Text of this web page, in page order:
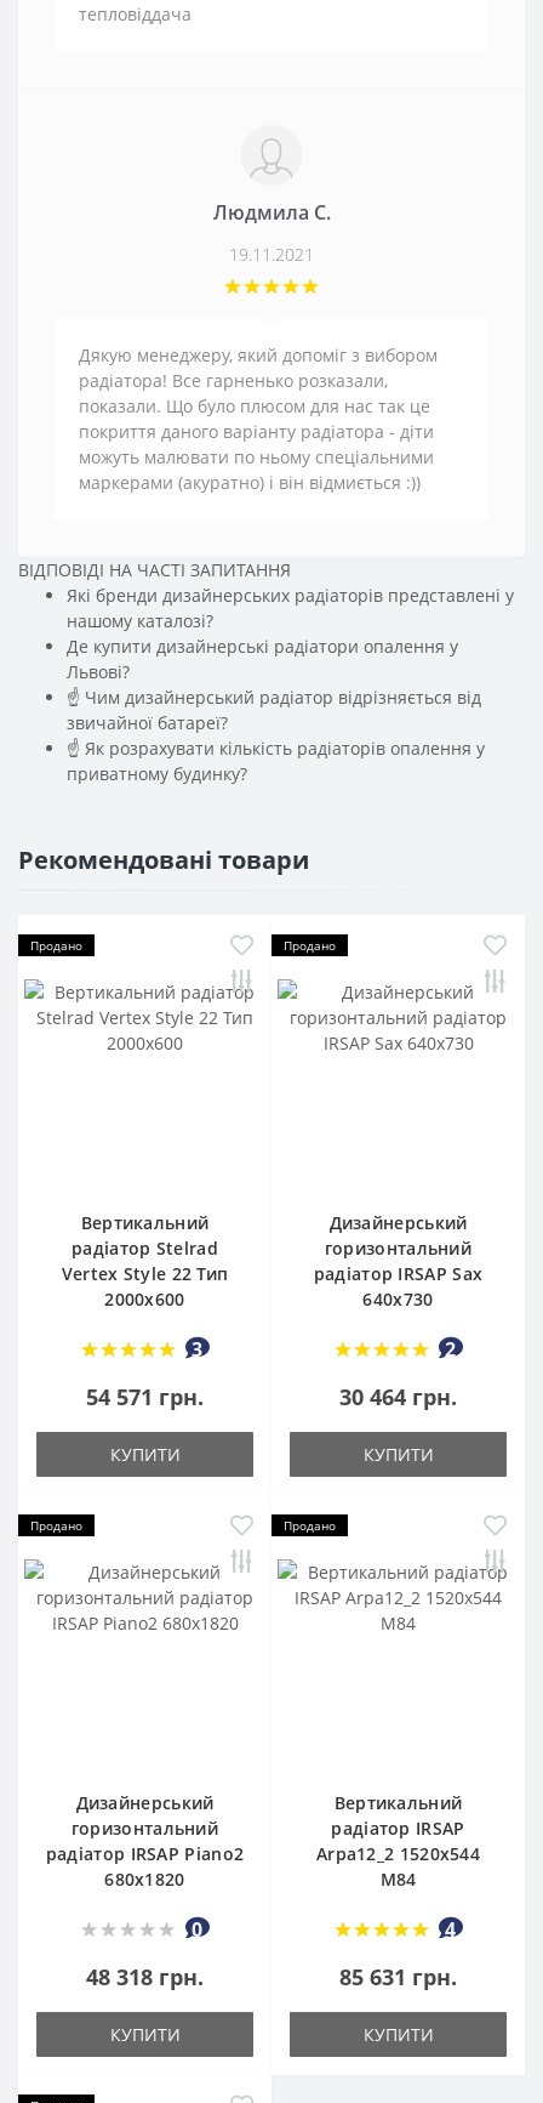
тепловіддача
Людмила С.
19.11.2021
Дякую менеджеру, який допоміг з вибором
радіатора! Все гарненько розказали,
показали. Що було плюсом для нас так це
покриття даного варіанту радіатора - діти
можуть малювати по ньому спеціальними
маркерами (акуратно) і він відмиється :))
ВІДПОВІДІ НА ЧАСТІ ЗАПИТАННЯ
Які бренди дизайнерських радіаторів представлені у
нашому каталозі?
Де купити дизайнерські радіатори опалення у
Львові?
☝ Чим дизайнерський радіатор відрізняється від
звичайної батареї?
☝ Як розрахувати кількість радіаторів опалення у
приватному будинку?
Рекомендовані товари
Продано
Вертикальний
радіатор Stelrad
Vertex Style 22 Тип
2000х600
3
54 571 грн.
КУПИТИ
Продано
Дизайнерський
горизонтальний
радіатор IRSAP Sax
640x730
2
30 464 грн.
КУПИТИ
Продано
Дизайнерський
горизонтальний
радіатор IRSAP Piano2
680x1820
0
48 318 грн.
КУПИТИ
Продано
Вертикальний
радіатор IRSAP
Arpa12_2 1520x544
M84
4
85 631 грн.
КУПИТИ